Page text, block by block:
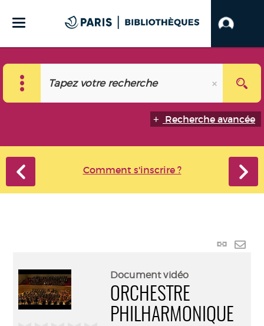
Recherche avancée
Comment s'inscrire ?
Lien
Document vidéo
ORCHESTRE
PHILHARMONIQUE